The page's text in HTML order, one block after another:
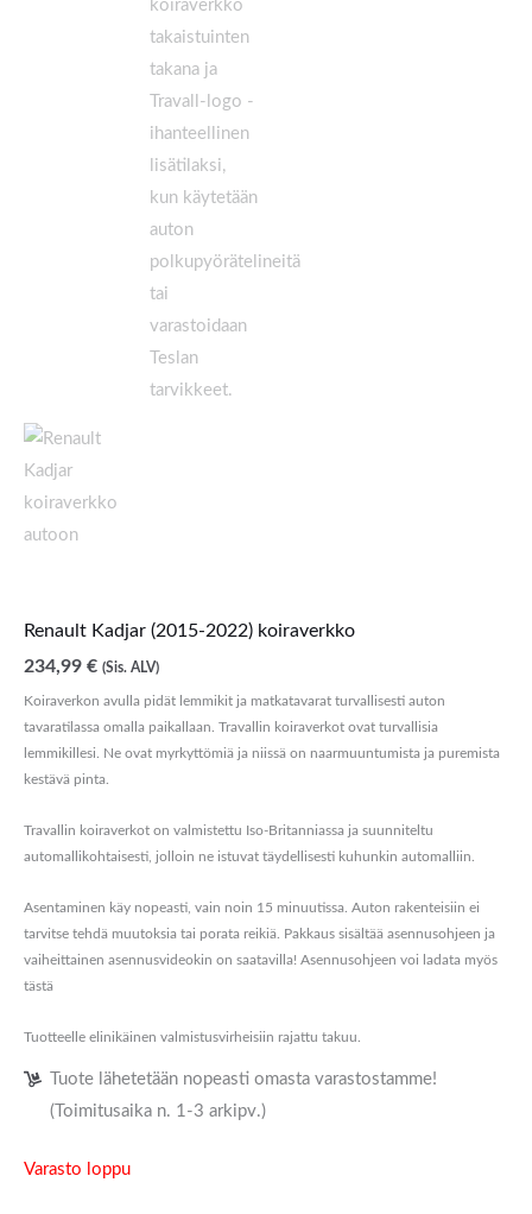
Renault Kadjar (2015-2022) koiraverkko
234,99 € (Sis. ALV)
Koiraverkon avulla pidät lemmikit ja matkatavarat turvallisesti auton
tavaratilassa omalla paikallaan. Travallin koiraverkot ovat turvallisia
lemmikillesi. Ne ovat myrkyttömiä ja niissä on naarmuuntumista ja puremista
kestävä pinta.
Travallin koiraverkot on valmistettu Iso-Britanniassa ja suunniteltu
automallikohtaisesti, jolloin ne istuvat täydellisesti kuhunkin automalliin.
Asentaminen käy nopeasti, vain noin 15 minuutissa. Auton rakenteisiin ei
tarvitse tehdä muutoksia tai porata reikiä. Pakkaus sisältää asennusohjeen ja
vaiheittainen asennusvideokin on saatavilla! Asennusohjeen voi ladata myös
tästä
Tuotteelle elinikäinen valmistusvirheisiin rajattu takuu.
Tuote lähetetään nopeasti omasta varastostamme!
(Toimitusaika n. 1-3 arkipv.)
Varasto loppu